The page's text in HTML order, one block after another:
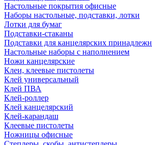
Настольные покрытия офисные
Наборы настольные, подставки, лотки
Лотки для бумаг
Подставки-стаканы
Подставки для канцелярских
Настольные наборы с наполнением
Ножи канцелярские
Клеи, клеевые пистолеты
Клей универсальный
Клей ПВА
Клей-роллер
Клей канцелярский
Клей-карандаш
Клеевые пистолеты
Ножницы офисные